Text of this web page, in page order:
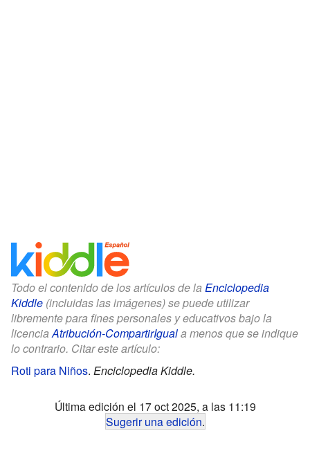
Todo el contenido de los artículos de la Enciclopedia
Kiddle (incluidas las imágenes) se puede utilizar
libremente para fines personales y educativos bajo la
licenciaAtribución-CompartirIguala menos que se indique
lo contrario. Citar este artículo:
Roti para Niños. Enciclopedia Kiddle.
Última edición el 17 oct 2025, a las 11:19
Sugerir una edición.